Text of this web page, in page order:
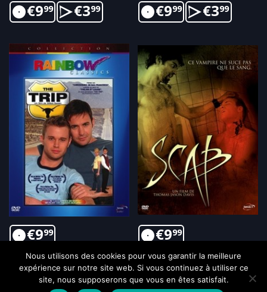
€999 €399 €999 €399
€999 €999
Nous utilisons des cookies pour vous garantir la meilleure
expérience sur notre site web. Si vous continuez à utiliser ce
site, nous supposerons que vous en êtes satisfait.